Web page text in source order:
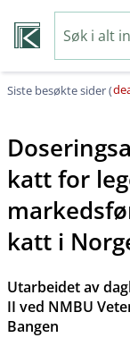
Siste besøkte sider (
katt for
katt i
Utarbeidet av
II ved NMBU
Bangen